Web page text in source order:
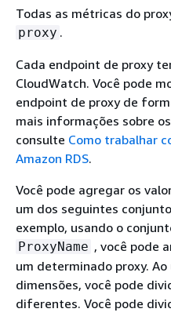
Todas as métricas do
proxy .
Cada endpoint de proxy
CloudWatch. Você pode
endpoint de proxy de
mais informações sobre
consulte Como trabalhar
Amazon RDS.
Você pode agregar os
um dos seguintes
exemplo, usando o
ProxyName , você pode
um determinado proxy.
dimensões, você pode
diferentes. Você pode